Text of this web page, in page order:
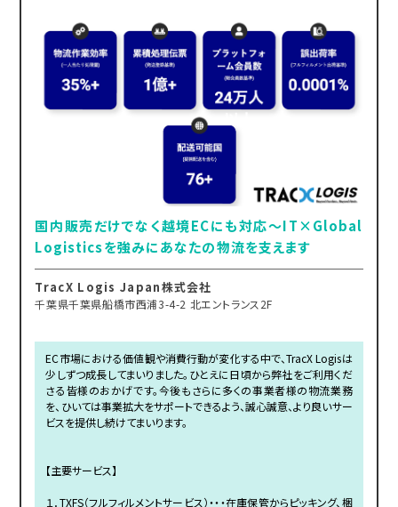
国内販売だけでなく越境ECにも対応～IT×Global
Logisticsを強みにあなたの物流を支えます
TracX Logis Japan株式会社
千葉県千葉県船橋市西浦3-4-2 北エントランス2F
EC市場における価値観や消費行動が変化する中で、TracX Logisは
少しずつ成長してまいりました。ひとえに日頃から弊社をご利用くだ
さる皆様のおかげです。今後もさらに多くの事業者様の物流業務
を、ひいては事業拡大をサポートできるよう、誠心誠意、より良いサー
ビスを提供し続けてまいります。
【主要サービス】
１．TXFS（フルフィルメントサービス）・・・在庫保管からピッキング、梱